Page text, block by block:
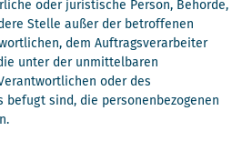
oder juristische Person, Behörde,
Stelle außer der betroffenen
dem Auftragsverarbeiter
unter der unmittelbaren
oder des
befugt sind, die personenbezogenen